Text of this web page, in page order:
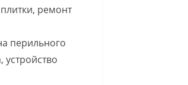
ремонт
перильного